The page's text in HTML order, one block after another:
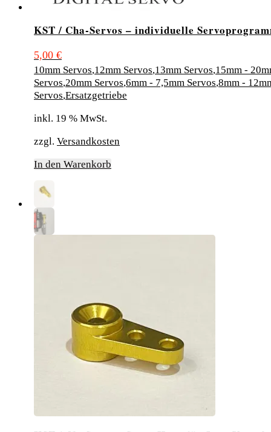
KST / Cha-Servos – individuelle
5,00 €
10mm Servos,12mm Servos,13mm Servos,15mm -
Servos,20mm Servos,6mm - 7,5mm Servos,8mm -
Servos,Ersatzgetriebe
inkl. 19 % MwSt.
zzgl. Versandkosten
In den Warenkorb